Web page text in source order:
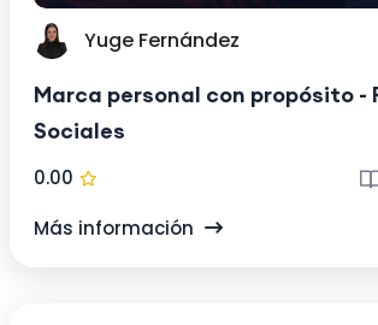
Yuge Fernández
Marca personal con propósito -
Sociales
0.00
Más información